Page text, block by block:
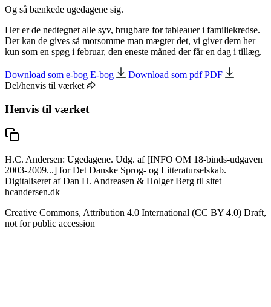
Og så bænkede ugedagene sig.
Her er de nedtegnet alle syv, brugbare fortableaueri familiekredse.
Der kan de gives så morsomme man mægter det, vi giver dem her
kun som en spøg i februar, den eneste måned der får en dag i tillæg.
Download som e-bog E-bog Download som pdf PDF
Del/henvis til værket
Henvis til værket
H.C. Andersen: Ugedagene. Udg. af [INFO OM 18-binds-udgaven
2003-2009...] for Det Danske Sprog- og Litteraturselskab.
Digitaliseret af Dan H. Andreasen & Holger Berg til sitet
hcandersen.dk
Creative Commons, Attribution 4.0 International (CC BY 4.0) Draft,
not for public accession